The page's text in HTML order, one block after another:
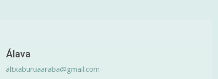
Álava
altxaburuaaraba@gmail.com